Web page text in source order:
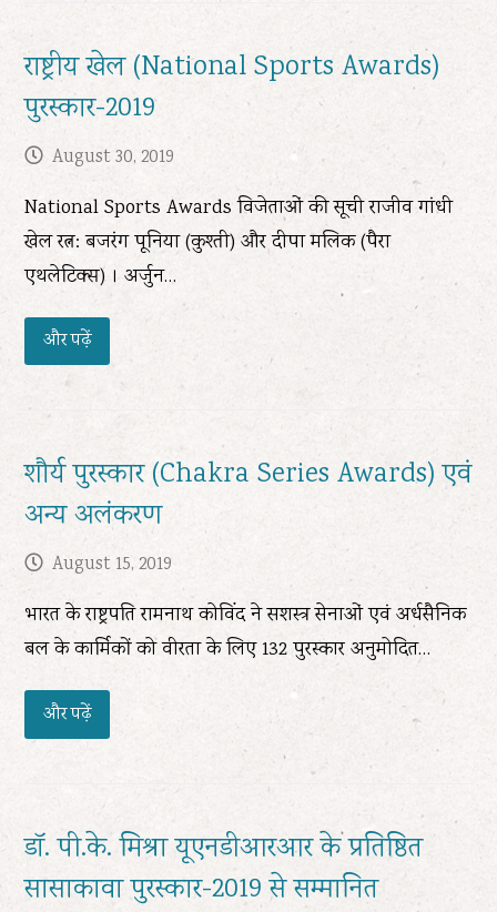
राष्ट्रीय खेल (National Sports Awards)
पुरस्कार-2019
August 30, 2019
National Sports Awards विजेताओं की सूची राजीव गांधी
खेल रत्न: बजरंग पूनिया (कुश्ती) और दीपा मलिक (पैरा
एथलेटिक्स) । अर्जुन…
और पढ़ें
शौर्य पुरस्कार (Chakra Series Awards) एवं
अन्य अलंकरण
August 15, 2019
भारत के राष्ट्रपति रामनाथ कोविंद ने सशस्त्र सेनाओं एवं अर्धसैनिक
बल के कार्मिकों को वीरता के लिए 132 पुरस्कार अनुमोदित…
और पढ़ें
डॉ. पी.के. मिश्रा यूएनडीआरआर के प्रतिष्ठित
सासाकावा पुरस्कार-2019 से सम्मानित